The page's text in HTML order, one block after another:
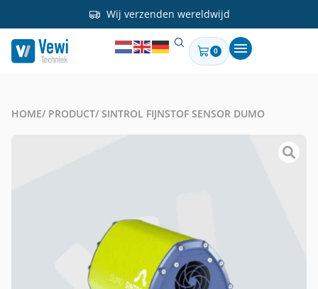
Wij verzenden wereldwijd
0
HOME/ PRODUCT/ SINTROL FIJNSTOF SENSOR DUMO